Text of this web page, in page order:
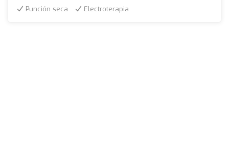
Punción seca
Electroterapia